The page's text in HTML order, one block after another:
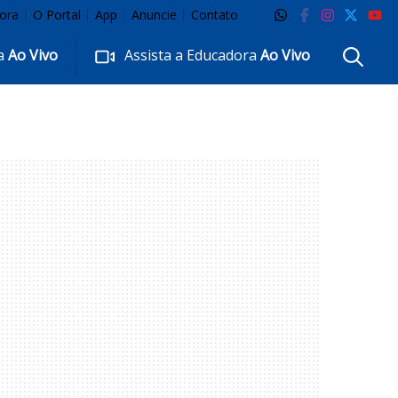
O Portal App Anuncie Contato
Ao Vivo Assista a EducadoraAo Vivo